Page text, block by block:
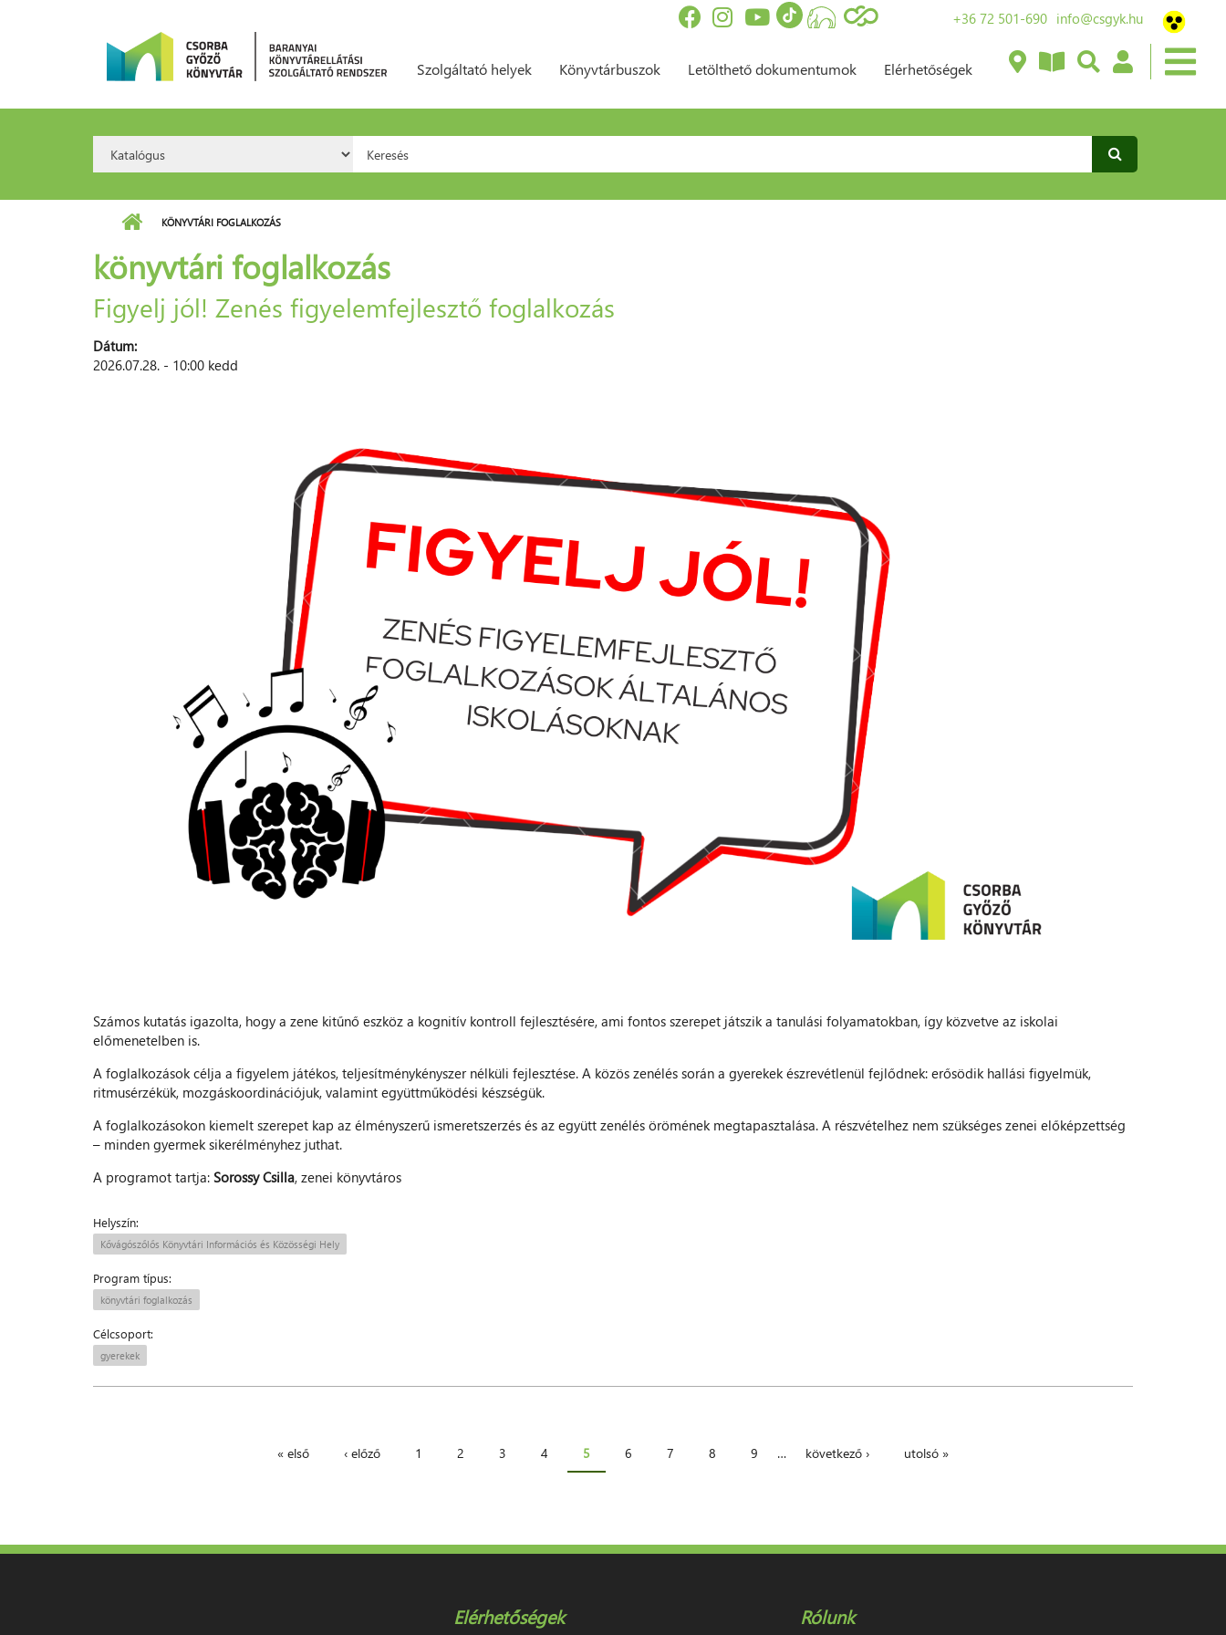
+36 72 501-690 info@csgyk.hu
Szolgáltató helyek Könyvtárbuszok Letölthető dokumentumok Elérhetőségek
Option:
Keresés űrlap
KÖNYVTÁRI FOGLALKOZÁS
könyvtári foglalkozás
Figyelj jól! Zenés figyelemfejlesztő foglalkozás
Dátum:
2026.07.28. - 10:00 kedd
Számos kutatás igazolta, hogy a zene kitűnő eszköz a kognitív kontroll fejlesztésére, ami fontos szerepet játszik a tanulási folyamatokban, így közvetve az iskolai
előmenetelben is.
A foglalkozások célja a figyelem játékos, teljesítménykényszer nélküli fejlesztése. A közös zenélés során a gyerekek észrevétlenül fejlődnek: erősödik hallási figyelmük,
ritmusérzékük, mozgáskoordinációjuk, valamint együttműködési készségük.
A foglalkozásokon kiemelt szerepet kap az élményszerű ismeretszerzés és az együtt zenélés örömének megtapasztalása. A részvételhez nem szükséges zenei előképzettség
– minden gyermek sikerélményhez juthat.
A programot tartja: Sorossy Csilla, zenei könyvtáros
Helyszín:
Kővágószőlős Könyvtári Információs és Közösségi Hely
Program típus:
könyvtári foglalkozás
Célcsoport:
gyerekek
« első ‹ előző 1 2 3 4 5 6 7 8 9 … következő › utolsó »
Elérhetőségek Rólunk